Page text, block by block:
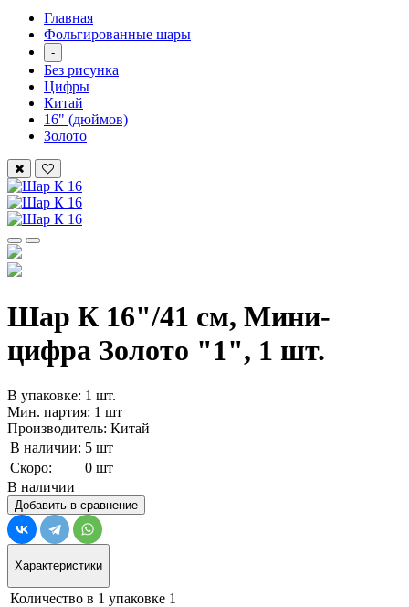
Главная
Фольгированные шары
-
Без рисунка
Цифры
Китай
16" (дюймов)
Золото
Шар К 16"/41 см, Мини-
цифра Золото "1", 1 шт.
В упаковке: 1 шт.
Мин. партия: 1 шт
Производитель: Китай
В наличии: 5 шт
Скоро:
0 шт
В наличии
Добавить в сравнение
Характеристики
Количество в 1 упаковке 1